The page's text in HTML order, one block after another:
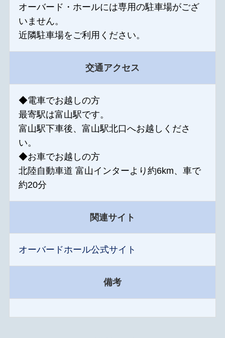
オーバード・ホールには専用の駐車場がござ
いません。
近隣駐車場をご利用ください。
交通アクセス
◆電車でお越しの方
最寄駅は富山駅です。
富山駅下車後、富山駅北口へお越しくださ
い。
◆お車でお越しの方
北陸自動車道 富山インターより約6km、車で
約20分
関連サイト
オーバードホール公式サイト
備考